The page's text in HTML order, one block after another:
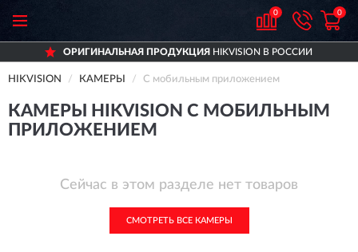
0 0
ОРИГИНАЛЬНАЯ ПРОДУКЦИЯ HIKVISION В РОССИИ
HIKVISION КАМЕРЫ С мобильным приложением
КАМЕРЫ HIKVISION С МОБИЛЬНЫМ
ПРИЛОЖЕНИЕМ
Сейчас в этом разделе нет товаров
СМОТРЕТЬ ВСЕ КАМЕРЫ